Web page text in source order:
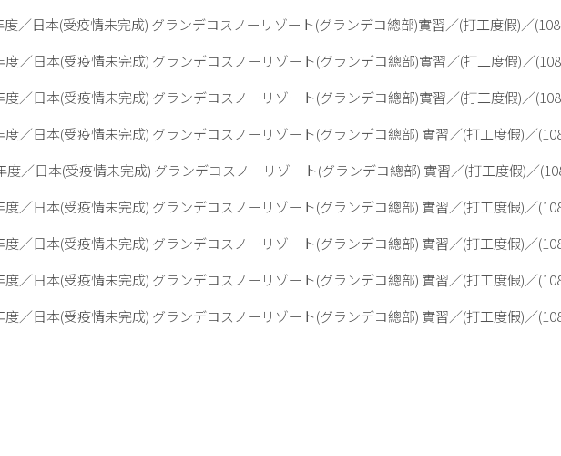
／日本(受疫情未完成) グランデコスノーリゾート(グランデコ總部)實習／(打工度假)／
／日本(受疫情未完成) グランデコスノーリゾート(グランデコ總部)實習／(打工度假)／
／日本(受疫情未完成) グランデコスノーリゾート(グランデコ總部)實習／(打工度假)／
／日本(受疫情未完成) グランデコスノーリゾート(グランデコ總部) 實習／(打工度假)／
／日本(受疫情未完成) グランデコスノーリゾート(グランデコ總部) 實習／(打工度假)／
／日本(受疫情未完成) グランデコスノーリゾート(グランデコ總部) 實習／(打工度假)／
／日本(受疫情未完成) グランデコスノーリゾート(グランデコ總部) 實習／(打工度假)／
／日本(受疫情未完成) グランデコスノーリゾート(グランデコ總部) 實習／(打工度假)／
／日本(受疫情未完成) グランデコスノーリゾート(グランデコ總部) 實習／(打工度假)／